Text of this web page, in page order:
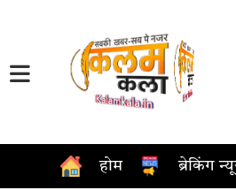
होम ब्रेकिंग